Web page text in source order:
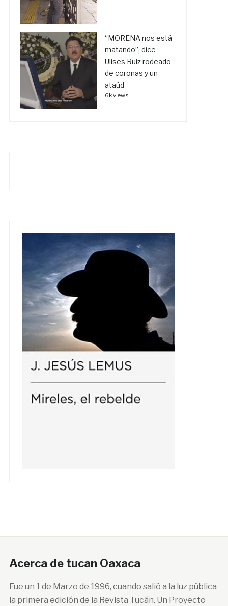
“MORENA nos está
matando”, dice
Ulises Ruiz rodeado
de coronas y un
ataúd
6k views
Acerca de tucan Oaxaca
Fue un 1 de Marzo de 1996, cuando salió a la luz pública
la primera edición de la Revista Tucán. Un Proyecto